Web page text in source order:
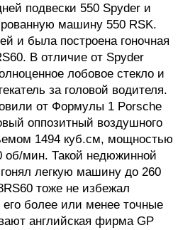
подвески 550 Spyder и
машину 550 RSK.
и была построена гоночная
В отличие от Spyder
лобовое стекло и
за головой водителя.
от Формулы 1 Porsche
оппозитный воздушного
1494 куб.см, мощностью
об/мин. Такой недюжинной
легкую машину до 260
тоже не избежал
более или менее точные
английская фирма GP